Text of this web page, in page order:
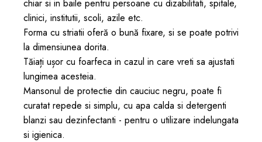
chiar si in baile pentru persoane cu dizabilitati, spitale,
clinici, institutii, scoli, azile etc.
Forma cu striatii oferă o bună fixare, si se poate potrivi
la dimensiunea dorita.
Tăiați ușor cu foarfeca in cazul in care vreti sa ajustati
lungimea acesteia.
Mansonul de protectie din cauciuc negru, poate fi
curatat repede si simplu, cu apa calda si detergenti
blanzi sau dezinfectanti - pentru o utilizare indelungata
si igienica.